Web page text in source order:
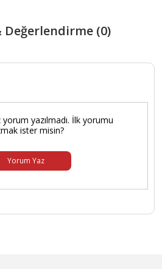
Değerlendirme (0)
yazılmadı. İlk yorumu
ister misin?
Yorum Yaz